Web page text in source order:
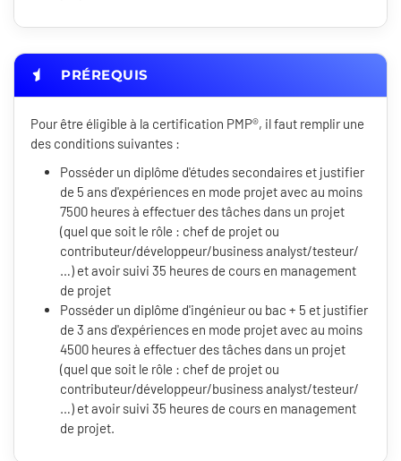
PRÉREQUIS
Pour être éligible à la certification PMP®, il faut remplir une
des conditions suivantes :
Posséder un diplôme d'études secondaires et justifier
de 5 ans d'expériences en mode projet avec au moins
7500 heures à effectuer des tâches dans un projet
(quel que soit le rôle : chef de projet ou
contributeur/développeur/business analyst/testeur/
…) et avoir suivi 35 heures de cours en management
de projet
Posséder un diplôme d'ingénieur ou bac + 5 et justifier
de 3 ans d'expériences en mode projet avec au moins
4500 heures à effectuer des tâches dans un projet
(quel que soit le rôle : chef de projet ou
contributeur/développeur/business analyst/testeur/
…) et avoir suivi 35 heures de cours en management
de projet.